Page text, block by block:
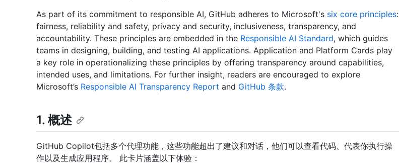
As part of its commitment to responsible AI, GitHub adheres to Microsoft's six core principles:
fairness, reliability and safety, privacy and security, inclusiveness, transparency, and
accountability. These principles are embedded in the Responsible AI Standard, which guides
teams in designing, building, and testing AI applications. Application and Platform Cards play
a key role in operationalizing these principles by offering transparency around capabilities,
intended uses, and limitations. For further insight, readers are encouraged to explore
Microsoft’s Responsible AI Transparency Report and GitHub 条款.
1. 概述
GitHub Copilot包括多个代理功能，这些功能超出了建议和对话，他们可以查看代码、代表你执行操
作以及生成应用程序。 此卡片涵盖以下体验：